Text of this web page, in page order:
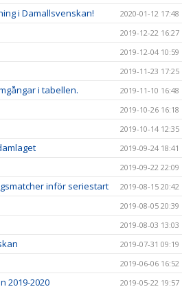
i Damallsvenskan! 2020-01-12 17:48
2019-12-22 16:27
2019-12-04 10:59
2019-11-23 17:25
i tabellen. 2019-11-10 16:48
2019-10-26 16:18
2019-10-14 12:35
2019-09-24 18:41
2019-09-22 22:09
inför seriestart 2019-08-15 20:42
2019-08-05 20:39
2019-08-03 13:03
2019-07-31 09:19
2019-06-06 16:52
2019-2020 2019-05-22 19:57